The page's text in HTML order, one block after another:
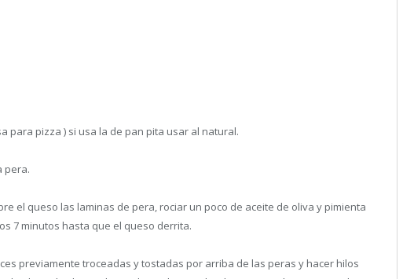
para pizza ) si usa la de pan pita usar al natural.
pera.
el queso las laminas de pera, rociar un poco de aceite de oliva y pimienta
7 minutos hasta que el queso derrita.
previamente troceadas y tostadas por arriba de las peras y hacer hilos